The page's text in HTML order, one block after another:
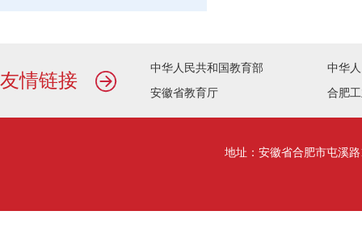
友情链接
中华人民共和国教育部 中华
安徽省教育厅 合肥
地址：安徽省合肥市屯溪